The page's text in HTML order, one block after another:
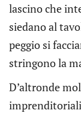
lascino che
siedano al
peggio si
stringono la
D’altronde